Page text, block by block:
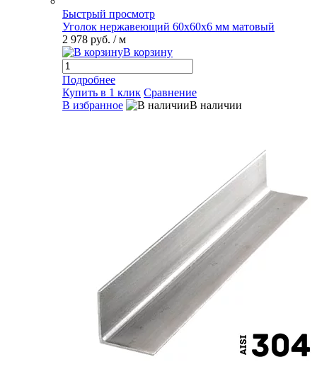
Быстрый просмотр
Уголок нержавеющий 60х60х6 мм матовый
2 978 руб. / м
В корзину
Подробнее
Купить в 1 клик Сравнение
В избранное
В наличии